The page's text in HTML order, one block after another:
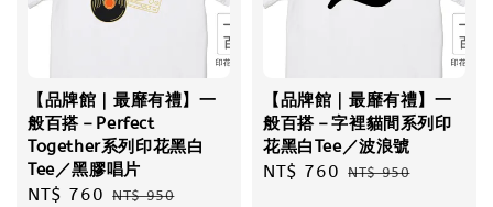
【品牌館｜最靡有禮】一
般百搭－Perfect
Together系列印花黑白
Tee／黑膠唱片
Sale
NT$ 760 Regular
NT$ 950
【品牌館｜最靡有禮】一
般百搭－字裡貓間系列印
花黑白Tee／波浪號
Sale
NT$ 760 Regular
NT$ 950